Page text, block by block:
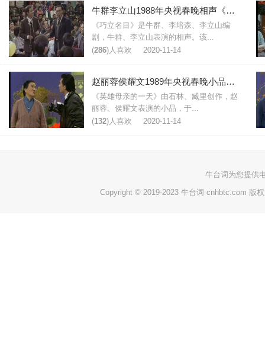
牛群李立山1988年央视春晚相声《巧立名目》台词
《巧立名目》是牛群、李培森、李立山编
剧，牛群、李立山表演的相声。该...
(286)人喜欢 2020-11-14
赵丽蓉侯耀文1989年央视春晚小品《英雄母亲的一天》台词
《英雄母亲的一天》由石林、臧里创作，赵
丽蓉、侯耀文表演的小品，于...
(132)人喜欢 2020-11-14
牛台词 为您提供
Copyright © 2019-2023 牛台词 cnhbtc.com 版